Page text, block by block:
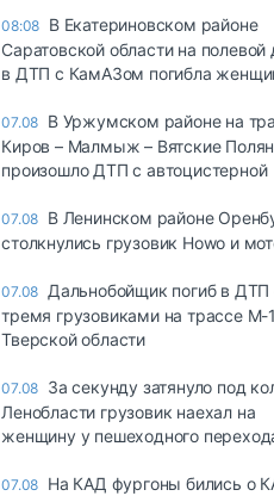
08:08 В Екатериновском районе
Саратовской области на полевой
в ДТП с КамАЗом погибла
07.08 В Уржумском районе на
Киров – Малмыж – Вятские
произошло ДТП с автоцистерной
07.08 В Ленинском районе
столкнулись грузовик Howo и
07.08 Дальнобойщик погиб в ДТП
тремя грузовиками на трассе М-
Тверской области
07.08 За секунду затянуло под
Ленобласти грузовик наехал на
женщину у пешеходного
07.08 На КАД фургоны бились о